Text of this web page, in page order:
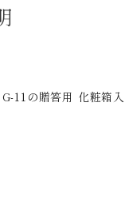
11の贈答用 化粧箱入